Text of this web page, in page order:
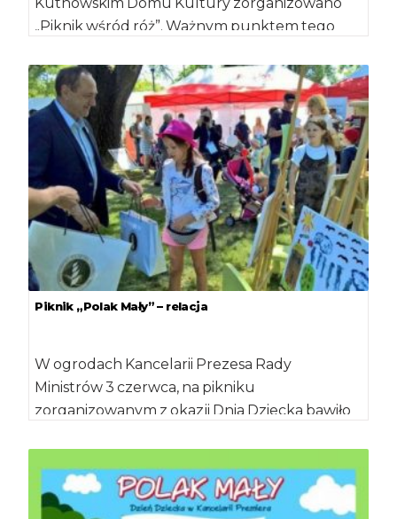
„Piknik wśród róż”. Ważnym punktem tego
Piknik „Polak Mały” – relacja
W ogrodach Kancelarii Prezesa Rady
Ministrów 3 czerwca, na pikniku
zorganizowanym z okazji Dnia Dziecka bawiło